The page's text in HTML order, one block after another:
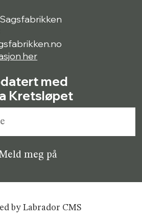
her
med
Kretsløpet
by Labrador CMS